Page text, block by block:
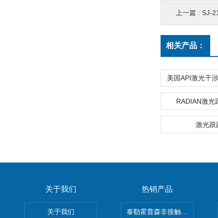
上一篇 : SJ-
相关产品：
美国API激光干
RADIAN激光
激光跟
关于我们
关于我们
热销产品
泰勒霍普森非接触式轮廓仪